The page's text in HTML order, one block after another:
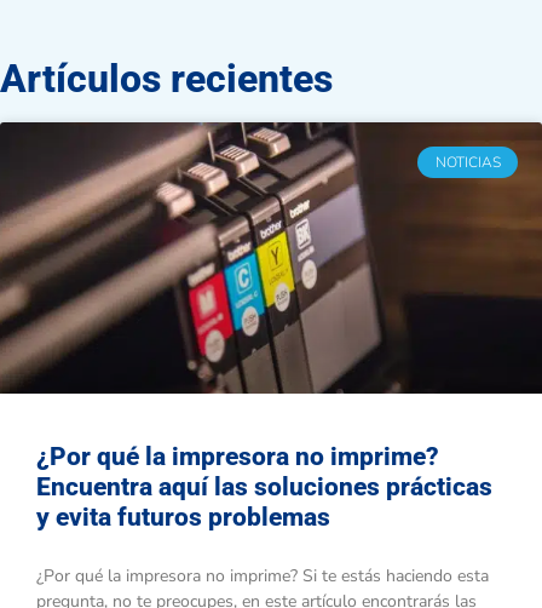
Artículos recientes
NOTICIAS
¿Por qué la impresora no imprime?
Encuentra aquí las soluciones prácticas
y evita futuros problemas
¿Por qué la impresora no imprime? Si te estás haciendo esta
pregunta, no te preocupes, en este artículo encontrarás las